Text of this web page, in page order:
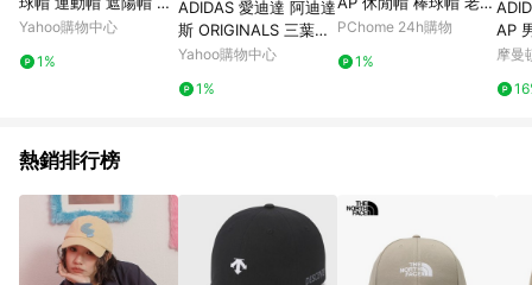
日期+180天以內至LINE購物客服洽詢；若超過180天(含)以上進
行申訴，恕無法贈點回饋。 10. 部分點數紅包僅限指定商品使
用，或不適用於無回饋商品。各點數紅包之適用商品與使用條件
請依點數紅包頁面規則為準。
W DAD CAP 黑 IT4641
Yahoo購物中心
1%
ADIDAS 愛迪達 阿迪達
斯 ORIGINALS 三葉草
棒球帽 男 女 休閒帽-
-JN7135
Yahoo購物中心
1%
中 粉色-JN7137
PChome 24h購物
1%
AP
6
摩曼
熱銷排行榜